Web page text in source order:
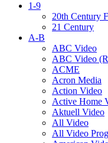
1-9
20th Century
21 Century
A-B
ABC Video
ABC Video
ACME
Acron Media
Action Video
Active Home
Aktuell Video
All Video
All Video